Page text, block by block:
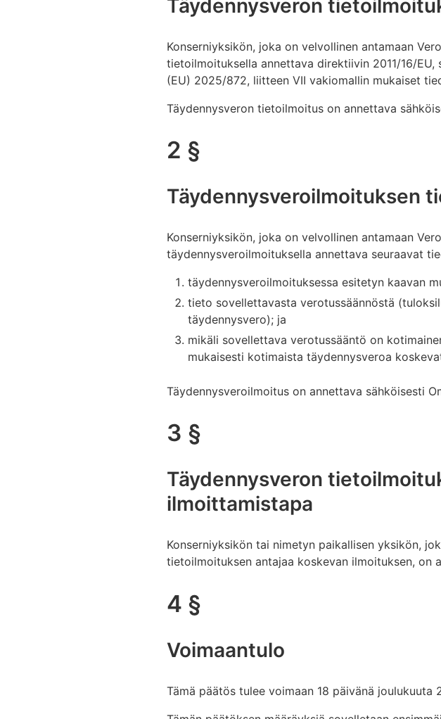
Täydennysveron
Konserniyksikön, joka on velvollinen antamaan
tietoilmoituksella annettava direktiivin 2011/16/
(EU) 2025/872, liitteen VII vakiomallin mukaiset
Täydennysveron tietoilmoitus on annettava
2 §
Täydennysveroilmoituksen
Konserniyksikön, joka on velvollinen antamaan
täydennysveroilmoituksella annettava seuraavat
täydennysveroilmoituksessa esitetyn kaavan
tieto sovellettavasta verotussäännöstä
täydennysvero); ja
mikäli sovellettava verotussääntö on
mukaisesti kotimaista täydennysveroa
Täydennysveroilmoitus on annettava sähköisesti
3 §
Täydennysveron
ilmoittamistapa
Konserniyksikön tai nimetyn paikallisen yksikön,
tietoilmoituksen antajaa koskevan ilmoituksen, on
4 §
Voimaantulo
Tämä päätös tulee voimaan 18 päivänä joulukuuta